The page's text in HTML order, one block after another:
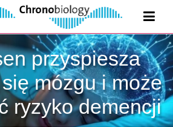
przyspiesza
mózgu i może
ryzyko demencji